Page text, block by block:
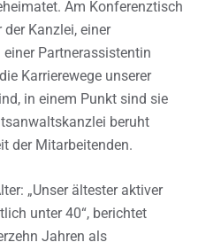
Am Konferenztisch
Kanzlei, einer
Partnerassistentin
Karrierewege unserer
in einem Punkt sind sie
beruht
der Mitarbeitenden.
„Unser ältester aktiver
unter 40“, berichtet
Jahren als